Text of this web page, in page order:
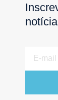
mail